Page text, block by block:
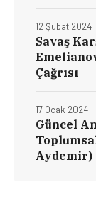
Savaş
Çağrısı
12 Şubat 2024
Güncel
Aydemir)
17 Ocak 2024